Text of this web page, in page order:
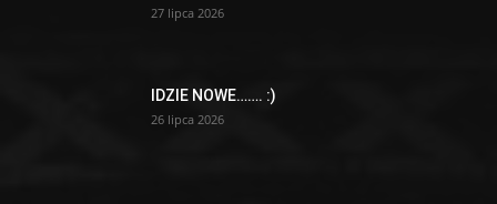
27 lipca 2026
IDZIE NOWE……. :)
26 lipca 2026